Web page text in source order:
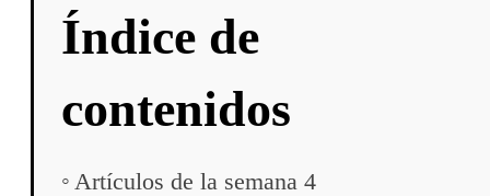
Índice de
contenidos
Artículos de la semana 4